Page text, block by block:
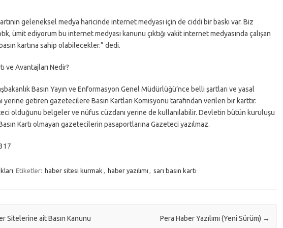
geleneksel medya haricinde internet medyası için de ciddi bir baskı var. Biz
ümit ediyorum bu internet medyası kanunu çıktığı vakit internet medyasında çalışan
kartına sahip olabilecekler.” dedi.
ve Avantajları Nedir?
Basın Yayın ve Enformasyon Genel Müdürlüğü’nce belli şartları ve yasal
getiren gazetecilere Basın Kartları Komisyonu tarafından verilen bir karttır.
olduğunu belgeler ve nüfus cüzdanı yerine de kullanılabilir. Devletin bütün kuruluşu
Basın Kartı olmayan gazetecilerin pasaportlarına Gazeteci yazılmaz.
Etiketler: haber sitesi kurmak , haber yazılımı , sarı basın kartı
Sitelerine ait Basın Kanunu
Pera Haber Yazılımı (Yeni Sürüm) →